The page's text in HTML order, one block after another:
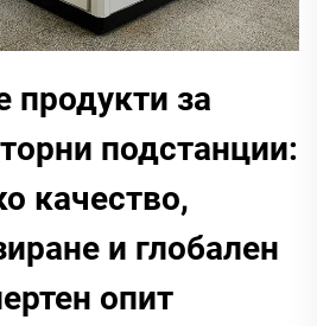
продукти за
подстанции:
качество,
и глобален
опит